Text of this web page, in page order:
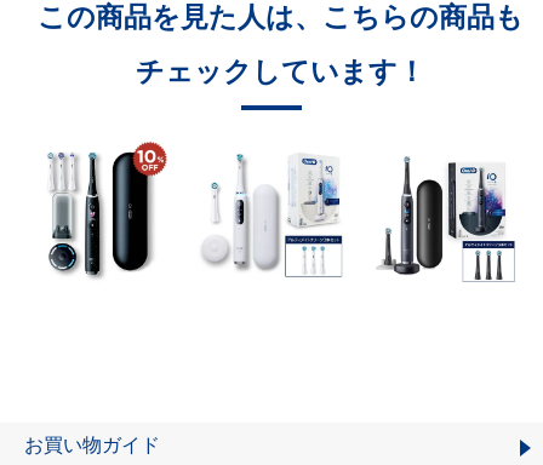
この商品を見た人は、こちらの商品も
チェックしています！
お買い物ガイド